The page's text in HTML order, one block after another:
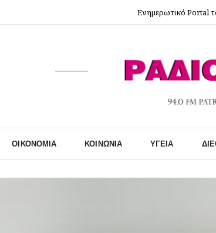
Ενημερωτικό Portal
ΟΙΚΟΝΟΜΊΑ ΚΟΙΝΩΝΊΑ ΥΓΕΊΑ